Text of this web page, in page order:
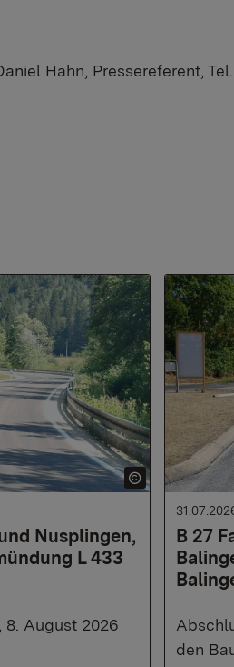
Hahn, Pressereferent,
Nusplingen,
L 433
8. August 2026
B 27
den